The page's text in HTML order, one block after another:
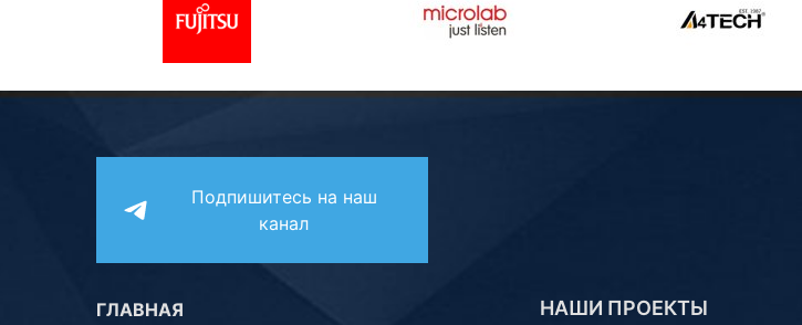
Подпишитесь на наш
канал
ГЛАВНАЯ НАШИ ПРОЕКТЫ